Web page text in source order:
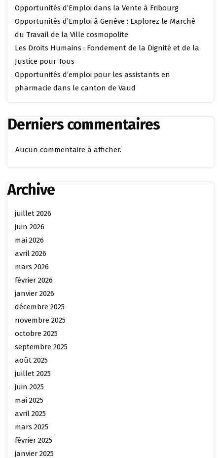
Opportunités d’Emploi dans la Vente à Fribourg
Opportunités d’Emploi à Genève : Explorez le Marché
du Travail de la Ville cosmopolite
Les Droits Humains : Fondement de la Dignité et de la
Justice pour Tous
Opportunités d’emploi pour les assistants en
pharmacie dans le canton de Vaud
Derniers commentaires
Aucun commentaire à afficher.
Archive
juillet 2026
juin 2026
mai 2026
avril 2026
mars 2026
février 2026
janvier 2026
décembre 2025
novembre 2025
octobre 2025
septembre 2025
août 2025
juillet 2025
juin 2025
mai 2025
avril 2025
mars 2025
février 2025
janvier 2025